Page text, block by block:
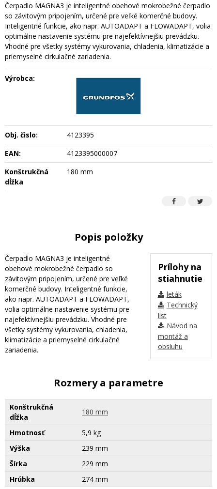
Čerpadlo MAGNA3 je inteligentné obehové mokrobežné čerpadlo
so závitovým pripojením, určené pre veľké komerčné budovy.
Inteligentné funkcie, ako napr. AUTOADAPT a FLOWADAPT, volia
optimálne nastavenie systému pre najefektívnejšiu prevádzku.
Vhodné pre všetky systémy vykurovania, chladenia, klimatizácie a
priemyselné cirkulačné zariadenia.
Výrobca:
Obj. čislo:
4123395
EAN:
4123395000007
Konštrukčná
dĺžka
180 mm
Popis položky
Prílohy na
stiahnutie
leták
Technický
list
Návod na
montáž a
obsluhu
Čerpadlo MAGNA3 je inteligentné
obehové mokrobežné čerpadlo so
závitovým pripojením, určené pre veľké
komerčné budovy. Inteligentné funkcie,
ako napr. AUTOADAPT a FLOWADAPT,
volia optimálne nastavenie systému pre
najefektívnejšiu prevádzku. Vhodné pre
všetky systémy vykurovania, chladenia,
klimatizácie a priemyselné cirkulačné
zariadenia.
Rozmery a parametre
Konštrukčná
dĺžka
180 mm
Hmotnosť
5,9 kg
Výška
239 mm
Šírka
229 mm
Hrúbka
274 mm